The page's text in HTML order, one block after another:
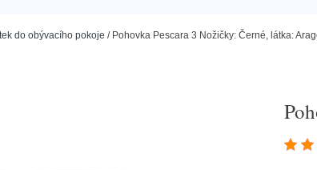
do obývacího pokoje / Pohovka Pescara 3 Nožičky: Černé, látka: